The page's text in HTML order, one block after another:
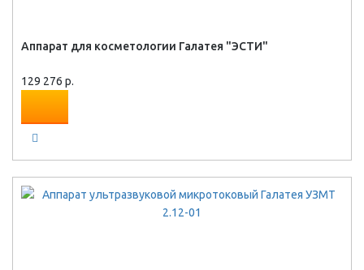
Аппарат для косметологии Галатея "ЭСТИ"
129 276 р.